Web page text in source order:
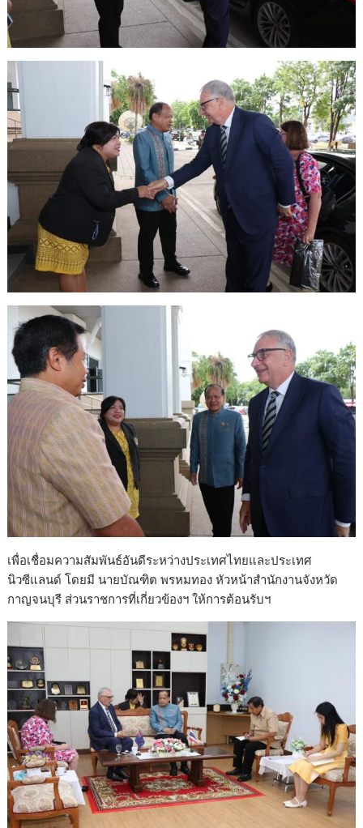
เพื่อเชื่อมความสัมพันธ์อันดีระหว่างประเทศไทยและประเทศ
นิวซีแลนด์ โดยมี นายบัณฑิต พรหมทอง หัวหน้าสำนักงานจังหวัด
กาญจนบุรี ส่วนราชการที่เกี่ยวข้องฯ ให้การต้อนรับฯ